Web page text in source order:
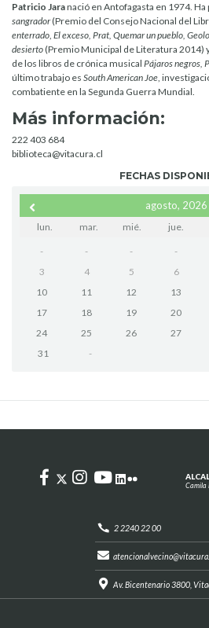
Patricio Jaranació en Antofagasta en 1974. Ha
sangrador(Premio del Consejo Nacional del
enterrado, El exceso, Prat, Quemar un pueblo,
desierto(Premio Municipal de Literatura 2014)
de los libros de crónica musical Pájaros negros,
último trabajo es South American Joe,
combatiente en la Segunda Guerra Mundial.
Más información:
222 403 684
biblioteca@vitacura.cl
FECHAS
agosto, 2026
lun. mar. mié. jue.
- - - -
3
4 5 6
10
11 12 13
17
18 19 20
24
25 26 27
31
-
2 2240 22 00
Av. Bicentenario 3800,
Camila